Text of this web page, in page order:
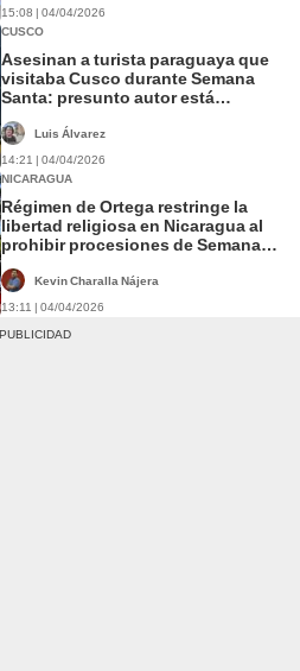
15:08 | 04/04/2026
CUSCO
Asesinan a turista paraguaya que
visitaba Cusco durante Semana
Santa: presunto autor está
Luis Álvarez
14:21 | 04/04/2026
NICARAGUA
Régimen de Ortega restringe la
libertad religiosa en Nicaragua al
prohibir procesiones de Semana
Kevin Charalla Nájera
13:11 | 04/04/2026